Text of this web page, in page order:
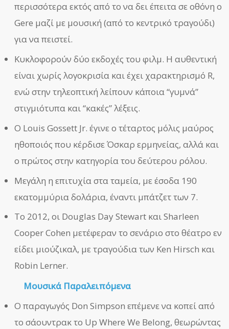
περισσότερα εκτός από το να δει έπειτα σε οθόνη ο
Gere μαζί με μουσική (από το κεντρικό τραγούδι)
για να πειστεί.
Κυκλοφορούν δύο εκδοχές του φιλμ. Η αυθεντική
είναι χωρίς λογοκρισία και έχει χαρακτηρισμό R,
ενώ στην τηλεοπτική λείπουν κάποια “γυμνά”
στιγμιότυπα και “κακές” λέξεις.
Ο Louis Gossett Jr. έγινε ο τέταρτος μόλις μαύρος
ηθοποιός που κέρδισε Όσκαρ ερμηνείας, αλλά και
ο πρώτος στην κατηγορία του δεύτερου ρόλου.
Μεγάλη η επιτυχία στα ταμεία, με έσοδα 190
εκατομμύρια δολάρια, έναντι μπάτζετ των 7.
Το 2012, οι Douglas Day Stewart και Sharleen
Cooper Cohen μετέφεραν το σενάριο στο θέατρο εν
είδει μιούζικαλ, με τραγούδια των Ken Hirsch και
Robin Lerner.
Μουσικά Παραλειπόμενα
Ο παραγωγός Don Simpson επέμενε να κοπεί από
το σάουντρακ το Up Where We Belong, θεωρώντας